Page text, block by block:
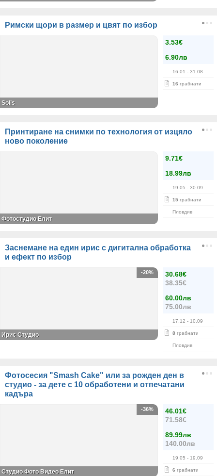
Римски щори в размер и цвят по избор
3.53€
6.90лв
16.01 - 31.08
16 грабнати
Solis
Принтиране на снимки по технология от изцяло
ново поколение
9.71€
18.99лв
19.05 - 30.09
15 грабнати
Пловдив
Фотостудио Елит
Заснемане на един ирис с дигитална обработка
и ефект по избор
30.68€
38.35€
60.00лв
75.00лв
17.12 - 10.09
8 грабнати
Пловдив
-20%
Ирис Студио
Фотосесия "Smash Cake" или за рожден ден в
студио - за дете с 10 обработени и отпечатани
кадъра
46.01€
71.58€
89.99лв
140.00лв
19.05 - 19.09
6 грабнати
-36%
Студио Фото Видео Елит